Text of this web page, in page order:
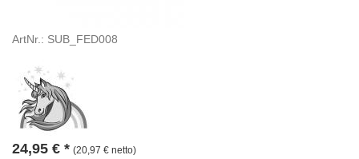
ArtNr.: SUB_FED008
24,95 € * (20,97 € netto)